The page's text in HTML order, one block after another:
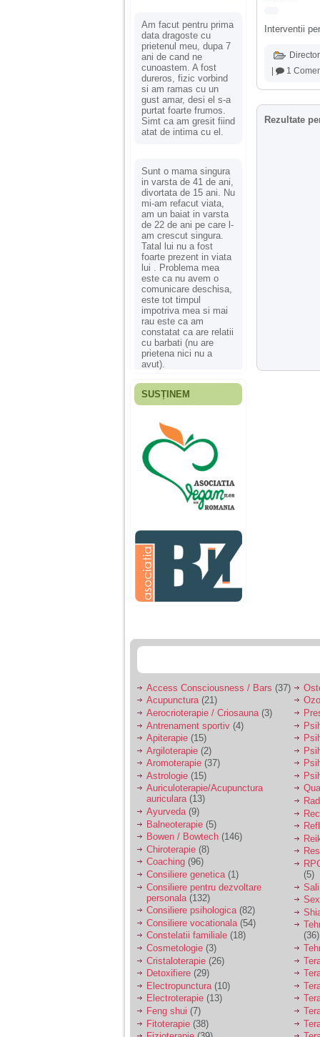
Am facut pentru prima
data dragoste cu
prietenul meu, dupa 7
ani de cand ne
cunoastem. A fost
dureros, fizic vorbind
si am ramas cu un
gust amar, desi el s-a
purtat foarte frumos.
Simt ca am gresit fiind
atat de intima cu el.
Sunt o mama singura
in varsta de 41 de ani,
divortata de 15 ani. Nu
mi-am refacut viata,
am un baiat in varsta
de 22 de ani pe care l-
am crescut singura.
Tatal lui nu a fost
foarte prezent in viata
lui . Problema mea
este ca nu avem o
comunicare deschisa,
este tot timpul
impotriva mea si mai
rau este ca am
constatat ca are relatii
cu barbati (nu are
prietena nici nu a
avut).
Fiica mea s-a nascut
ani, privind in urma
realizez cat de multe
greseli am facut in
educatia si cresterea
ei, am fost o mama
egoista, preocupata
de implinirea
profesionala, cand ea
era mica am neglijat-
agresiva, orice
greseala era taxata cu
o palma sau pedepse.
De 4 ani am o relatie
serioasa cu un barbat
sa se manifeste o
Ma aflu aici pentru ca
vreau sa stiu daca am
nevoie de un psiholog
sau psihiatru.
Sunt casatorita, am
31 de ani si un copil in
varsta de 2 ani care
mi-e lumina ochilor.
De ceva timp simt ca
mi s-a adunat
oboseala, o oboseala
cronica de care nu pot
scapa si simt ca din
cauza ei nu pot
controla nervii si
cateodata are copilul
de suferit.
Am o bariera peste
care nu pot trece:
prietena mea a ramas
insarcinata cu o fata.
Am fost de comun
acord sa facem un
copil, cu gandul ca e
baiat.
SUSȚINEM
Interventii
1
Rezultate
Access Consciousness / Bars (37)
Acupunctura(21)
Aerocrioterapie / Criosauna (3)
Antrenament sportiv (4)
Apiterapie (15)
Argiloterapie (2)
Aromoterapie (37)
Astrologie (15)
Auriculoterapie/Acupunctura
auriculara(13)
Ayurveda(9)
Balneoterapie (5)
Bowen / Bowtech (146)
Chiroterapie (8)
Coaching (96)
Consiliere genetica(1)
Consiliere pentru dezvoltare
personala (132)
Consiliere psihologica(82)
Consiliere vocationala (54)
Constelatii familiale (18)
Cosmetologie (3)
Cristaloterapie (26)
Detoxifiere (29)
Electropunctura (10)
Electroterapie (13)
Feng shui (7)
Fitoterapie (38)
(5)
(36)